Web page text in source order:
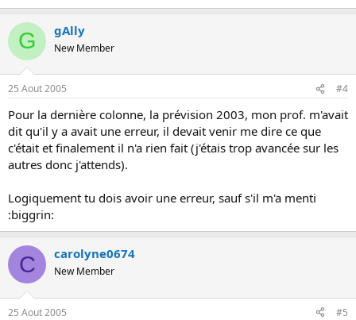
G gAlly
New Member
25 Aout 2005 #4
Pour la dernière colonne, la prévision 2003, mon prof. m'avait
dit qu'il y a avait une erreur, il devait venir me dire ce que
c'était et finalement il n'a rien fait (j'étais trop avancée sur les
autres donc j'attends).
Logiquement tu dois avoir une erreur, sauf s'il m'a menti
:biggrin:
C carolyne0674
New Member
25 Aout 2005 #5